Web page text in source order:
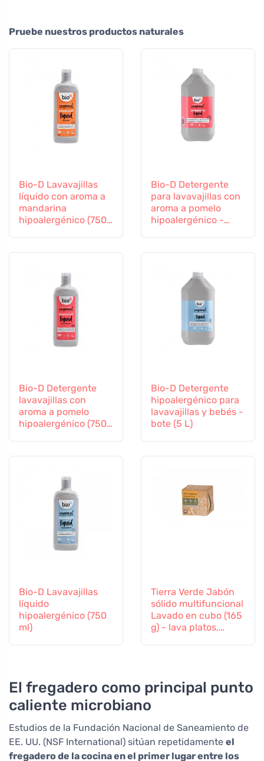
Pruebe nuestros productos naturales
Bio-D Lavavajillas
líquido con aroma a
mandarina
hipoalergénico (750
Bio-D Detergente
para lavavajillas con
aroma a pomelo
hipoalergénico -
Bio-D Detergente
lavavajillas con
aroma a pomelo
hipoalergénico (750
Bio-D Detergente
hipoalergénico para
lavavajillas y bebés -
bote (5 L)
Bio-D Lavavajillas
líquido
hipoalergénico (750
ml)
Tierra Verde Jabón
sólido multifuncional
Lavado en cubo (165
g) - lava platos,
El fregadero como principal punto
caliente microbiano
Estudios de la Fundación Nacional de Saneamiento de
EE. UU. (NSF International) sitúan repetidamente el
fregadero de la cocina en el primer lugar entre los